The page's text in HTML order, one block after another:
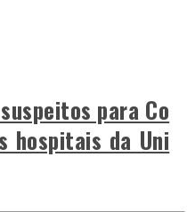
para Co
hospitais da Uni